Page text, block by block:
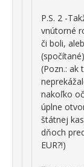
P.S. 2 -
vnútorné
či boli,
(Pozn.: ak
nakoľko
úplne
štátnej
dňoch
EUR?!)